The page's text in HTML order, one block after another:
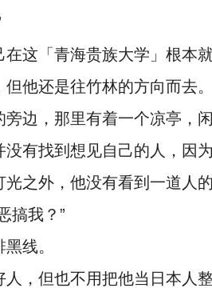
在这「青海贵族大学」根本
他还是往竹林的方向而去。
旁边，那里有着一个凉亭，
有找到想见自己的人，因
之外，他没有看到一道人的
搞我？”
线。
，但也不用把他当日本人